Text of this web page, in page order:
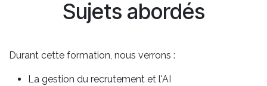
Sujets abordés
Durant cette formation, nous verrons :
La gestion du recrutement et l'AI